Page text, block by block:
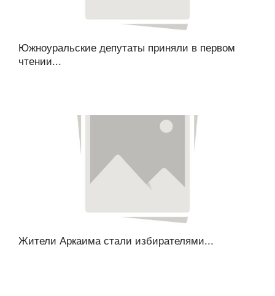
Южноуральские депутаты приняли в первом
чтении...
Жители Аркаима стали избирателями...